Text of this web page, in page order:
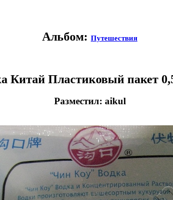
Альбом: Путешествия
Китай Пластиковый пакет
Разместил: aikul